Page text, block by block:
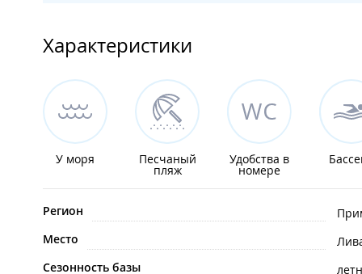
Характеристики
У моря Песчаный
пляж
Удобства в
номере
Регион
Место
Сезонность базы